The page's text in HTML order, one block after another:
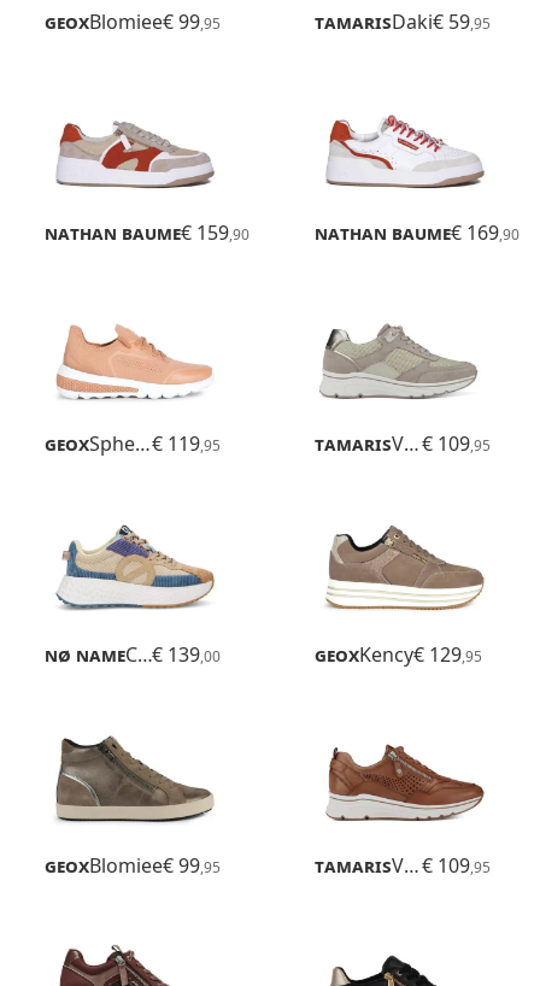
GeoxBlomiee€ 99,95 TamarisDaki€ 59,95
Nathan BaumeSport
€ 159,90 Nathan BaumeSport
€ 169,90
Geox Spherica Actif€ 119,95 Tamaris Vinny€ 109,95
Nø Name Carter Runner€ 139,00 GeoxKency€ 129,95
GeoxBlomiee€ 99,95 Tamaris Vinny€ 109,95